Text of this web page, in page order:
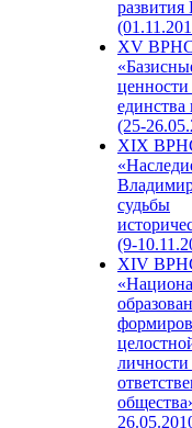
развития
XV
единства
(25-
XIX
судьбы
(9-
XIV